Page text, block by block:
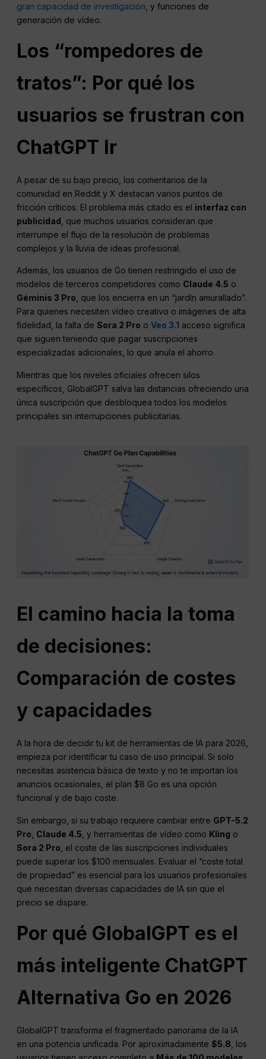
gran capacidad de investigación , y funciones de
generación de vídeo.
Los “rompedores de
tratos”: Por qué los
usuarios se frustran con
ChatGPT Ir
A pesar de su bajo precio, los comentarios de la
comunidad en Reddit y X destacan varios puntos de
fricción críticos. El problema más citado es el interfaz con
publicidad , que muchos usuarios consideran que
interrumpe el flujo de la resolución de problemas
complejos y la lluvia de ideas profesional.
Además, los usuarios de Go tienen restringido el uso de
modelos de terceros competidores como Claude 4.5 o
Géminis 3 Pro, que los encierra en un “jardín amurallado”.
Para quienes necesiten vídeo creativo o imágenes de alta
fidelidad, la falta deSora 2 Pro oVeo 3.1 acceso significa
que siguen teniendo que pagar suscripciones
especializadas adicionales, lo que anula el ahorro.
Mientras que los niveles oficiales ofrecen silos
específicos, GlobalGPT salva las distancias ofreciendo una
única suscripción que desbloquea todos los modelos
principales sin interrupciones publicitarias.
El camino hacia la toma
de decisiones:
Comparación de costes
y capacidades
A la hora de decidir tu kit de herramientas de IA para 2026,
empieza por identificar tu caso de uso principal. Si solo
necesitas asistencia básica de texto y no te importan los
anuncios ocasionales, el plan $8 Go es una opción
funcional y de bajo coste.
Sin embargo, si su trabajo requiere cambiar entre GPT-5.2
Pro Claude 4.5 , y herramientas de vídeo como Kling o
Sora 2 Pro , el coste de las suscripciones individuales
puede superar los $100 mensuales. Evaluar el “coste total
de propiedad” es esencial para los usuarios profesionales
que necesitan diversas capacidades de IA sin que el
precio se dispare.
Por qué GlobalGPT es el
más inteligente ChatGPT
Alternativa Go en 2026
GlobalGPT transforma el fragmentado panorama de la IA
en una potencia unificada. Por aproximadamente$5.8 , los